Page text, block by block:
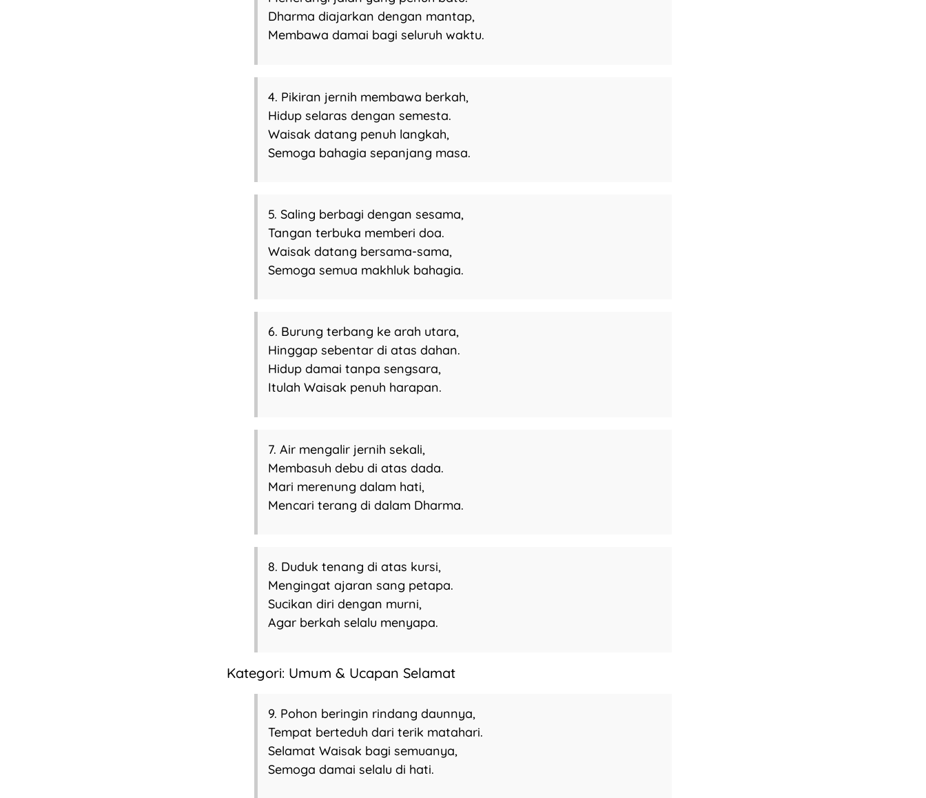
Dharma diajarkan dengan mantap,
Membawa damai bagi seluruh waktu.
4. Pikiran jernih membawa berkah,
Hidup selaras dengan semesta.
Waisak datang penuh langkah,
Semoga bahagia sepanjang masa.
5. Saling berbagi dengan sesama,
Tangan terbuka memberi doa.
Waisak datang bersama-sama,
Semoga semua makhluk bahagia.
6. Burung terbang ke arah utara,
Hinggap sebentar di atas dahan.
Hidup damai tanpa sengsara,
Itulah Waisak penuh harapan.
7. Air mengalir jernih sekali,
Membasuh debu di atas dada.
Mari merenung dalam hati,
Mencari terang di dalam Dharma.
8. Duduk tenang di atas kursi,
Mengingat ajaran sang petapa.
Sucikan diri dengan murni,
Agar berkah selalu menyapa.
Kategori: Umum & Ucapan Selamat
9. Pohon beringin rindang daunnya,
Tempat berteduh dari terik matahari.
Selamat Waisak bagi semuanya,
Semoga damai selalu di hati.